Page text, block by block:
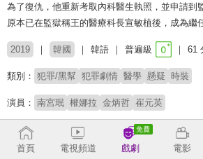
為了復仇，他重新考取內科醫生執照，並申請到
原本已在監獄稱王的醫療科長宣敏植後，成為繼
2019 韓國 韓語 普遍級 61
類別： 犯罪/黑幫 犯罪劇情 醫學 懸疑 時裝
演員： 南宮珉 權娜拉 金炳哲 崔元英
導演： 宋閔燁
首頁 電視頻道 戲劇 電影